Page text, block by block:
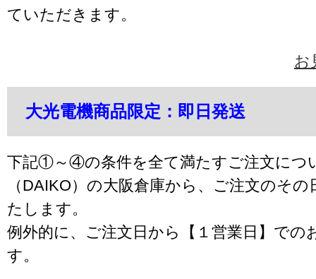
ていただきます。
お
大光電機商品限定：即日発送
下記①～④の条件を全て満たすご注文につ
（DAIKO）の大阪倉庫から、ご注文のそ
たします。
例外的に、ご注文日から【１営業日】での
す。